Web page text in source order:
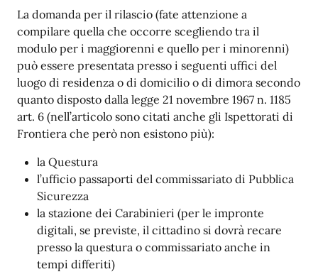
La domanda per il rilascio (fate attenzione a
compilare quella che occorre scegliendo tra il
modulo per i maggiorenni e quello per i minorenni)
può essere presentata presso i seguenti uffici del
luogo di residenza o di domicilio o di dimora secondo
quanto disposto dalla legge 21 novembre 1967 n. 1185
art. 6 (nell’articolo sono citati anche gli Ispettorati di
Frontiera che però non esistono più):
la Questura
l’ufficio passaporti del commissariato di Pubblica
Sicurezza
la stazione dei Carabinieri (per le impronte
digitali, se previste, il cittadino si dovrà recare
presso la questura o commissariato anche in
tempi differiti)